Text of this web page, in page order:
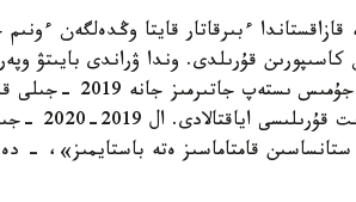
قازاقستاندا ءبىرقاتار قايتا وڭدەلگەن
قۇرىلدى. وندا ۋراندى بايىتۋ
ۋاقىتتا ءبىز بۇل